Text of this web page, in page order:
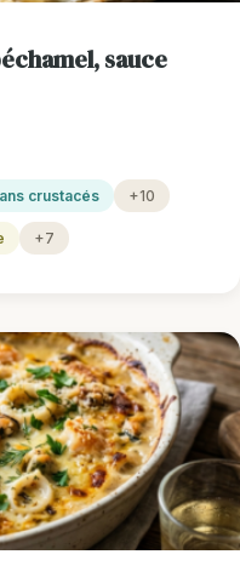
sauce
crustacés +10
+7